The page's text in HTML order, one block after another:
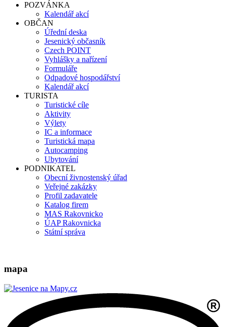
POZVÁNKA
Kalendář akcí
OBČAN
Úřední deska
Jesenický občasník
Czech POINT
Vyhlášky a nařízení
Formuláře
Odpadové hospodářství
Kalendář akcí
TURISTA
Turistické cíle
Aktivity
Výlety
IC a informace
Turistická mapa
Autocamping
Ubytování
PODNIKATEL
Obecní živnostenský úřad
Veřejné zakázky
Profil zadavatele
Katalog firem
MAS Rakovnicko
ÚAP Rakovnicka
Státní správa
mapa